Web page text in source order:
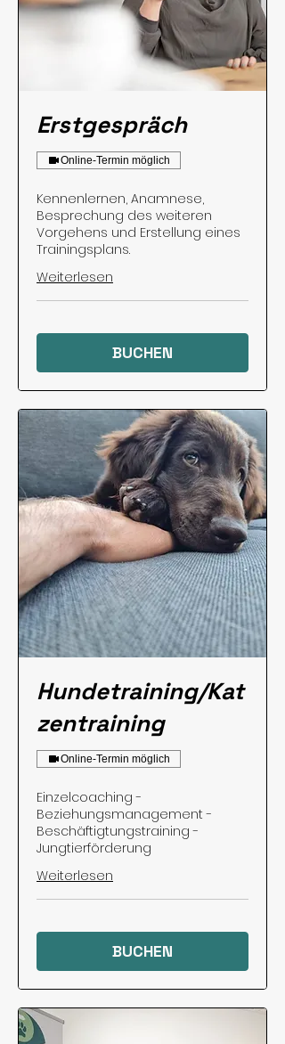
Erstgespräch
Online-Termin möglich
Kennenlernen, Anamnese,
Besprechung des weiteren
Vorgehens und Erstellung eines
Trainingsplans.
Weiterlesen
BUCHEN
Hundetraining/Kat
zentraining
Online-Termin möglich
Einzelcoaching -
Beziehungsmanagement -
Beschäftigtungstraining -
Jungtierförderung
Weiterlesen
BUCHEN